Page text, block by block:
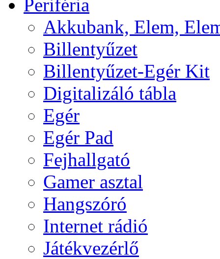
Periféria
Akkubank, Elem,
Billentyűzet
Billentyűzet-Egér Kit
Digitalizáló tábla
Egér
Egér Pad
Fejhallgató
Gamer asztal
Hangszóró
Internet rádió
Játékvezérlő